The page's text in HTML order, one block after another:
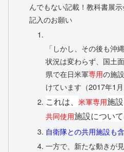
んでもない記載！教科書展
記入のお願い
「しかし、その後も沖
状況は変わらず、国土
県で在日米軍専用の施
けています（2017年1月
これは、 米軍専用施
共同使用施設につい
自衛隊との共用施設も
一方で、新たな動きが